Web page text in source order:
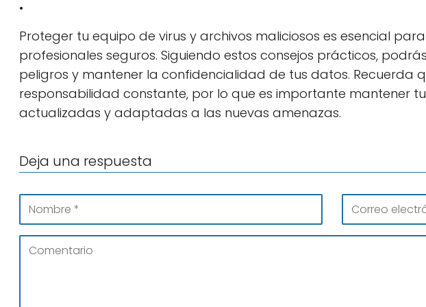
Proteger tu equipo de virus y archivos maliciosos es esencial
profesionales seguros. Siguiendo estos consejos prácticos,
peligros y mantener la confidencialidad de tus datos. Recuerda
responsabilidad constante, por lo que es importante mantener
actualizadas y adaptadas a las nuevas amenazas.
Deja una respuesta